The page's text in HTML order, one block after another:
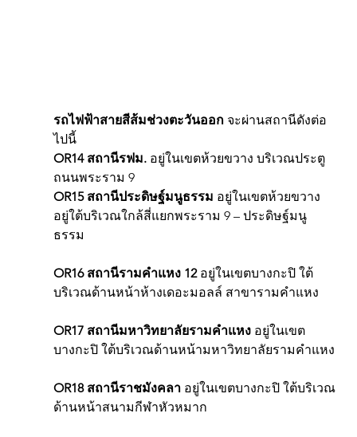
รถไฟฟ้าสายสีส้มช่วงตะวันออก จะผ่านสถานีดังต่อ
ไปนี้
OR14 สถานีรฟม. อยู่ในเขตห้วยขวาง บริเวณประตู
ถนนพระราม 9
OR15 สถานีประดิษฐ์มนูธรรม อยู่ในเขตห้วยขวาง
อยู่ใต้บริเวณใกล้สี่แยกพระราม 9 – ประดิษฐ์มนู
ธรรม
OR16 สถานีรามคำแหง 12 อยู่ในเขตบางกะปิ ใต้
บริเวณด้านหน้าห้างเดอะมอลล์ สาขารามคำแหง
OR17 สถานีมหาวิทยาลัยรามคำแหง อยู่ในเขต
บางกะปิ ใต้บริเวณด้านหน้ามหาวิทยาลัยรามคำแหง
OR18 สถานีราชมังคลา อยู่ในเขตบางกะปิ ใต้บริเวณ
ด้านหน้าสนามกีฬาหัวหมาก